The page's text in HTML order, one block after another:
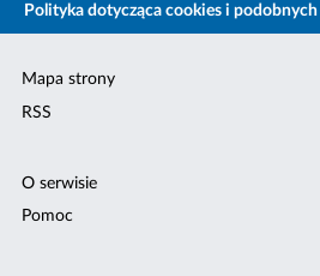
Polityka dotycząca cookies i
Mapa strony
RSS
O serwisie
Pomoc